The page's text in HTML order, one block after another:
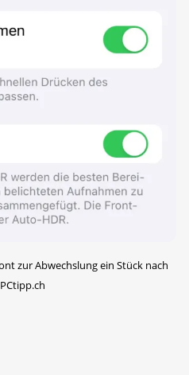
zur Abwechslung ein Stück nach